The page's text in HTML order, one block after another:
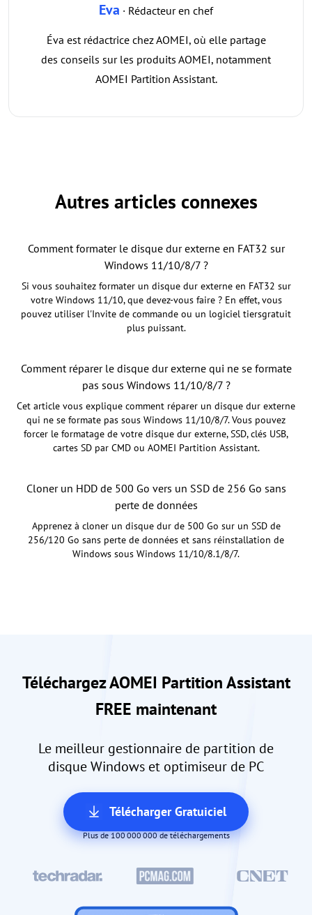
Eva · Rédacteur en chef
Éva est rédactrice chez AOMEI, où elle partage
des conseils sur les produits AOMEI, notamment
AOMEI Partition Assistant.
Autres articles connexes
Comment formater le disque dur externe en FAT32 sur
Windows 11/10/8/7 ?
Si vous souhaitez formater un disque dur externe en FAT32 sur
votre Windows 11/10, que devez-vous faire ? En effet, vous
pouvez utiliser l'Invite de commande ou un logiciel tiersgratuit
plus puissant.
Comment réparer le disque dur externe qui ne se formate
pas sous Windows 11/10/8/7 ?
Cet article vous explique comment réparer un disque dur externe
qui ne se formate pas sous Windows 11/10/8/7. Vous pouvez
forcer le formatage de votre disque dur externe, SSD, clés USB,
cartes SD par CMD ou AOMEI Partition Assistant.
Cloner un HDD de 500 Go vers un SSD de 256 Go sans
perte de données
Apprenez à cloner un disque dur de 500 Go sur un SSD de
256/120 Go sans perte de données et sans réinstallation de
Windows sous Windows 11/10/8.1/8/7.
Téléchargez AOMEI Partition Assistant
FREE maintenant
Le meilleur gestionnaire de partition de
disque Windows et optimiseur de PC
Télécharger Gratuiciel
Plus de 100 000 000 de téléchargements